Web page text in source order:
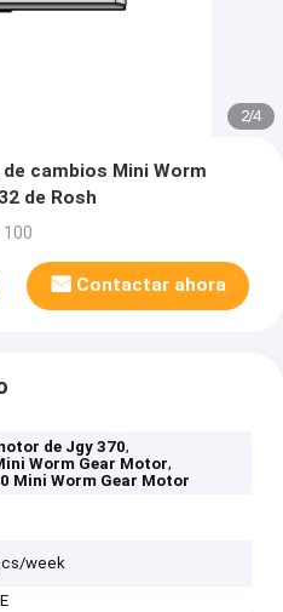
2/4
de cambios Mini Worm
de Rosh
100
Contactar ahora
de Jgy 370,
Worm Gear Motor,
Mini Worm Gear Motor
week